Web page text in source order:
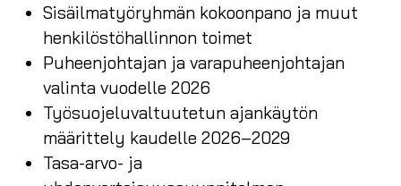
Sisäilmatyöryhmän kokoonpano ja muut
henkilöstöhallinnon toimet
Puheenjohtajan ja varapuheenjohtajan
valinta vuodelle 2026
Työsuojeluvaltuutetun ajankäytön
määrittely kaudelle 2026–2029
Tasa-arvo- ja